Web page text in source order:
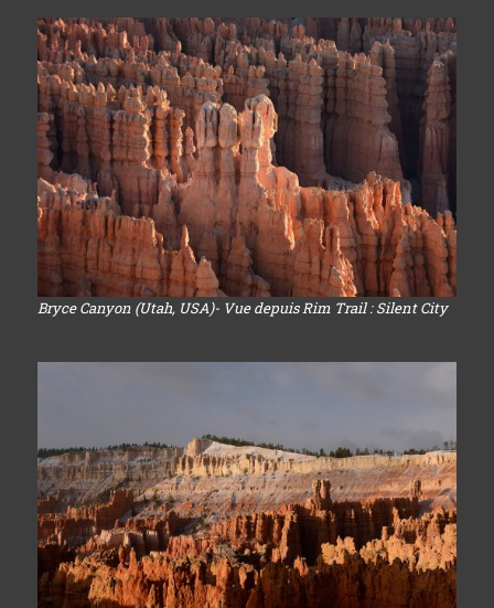
Bryce Canyon (Utah, USA)- Vue depuis Rim Trail : Silent City